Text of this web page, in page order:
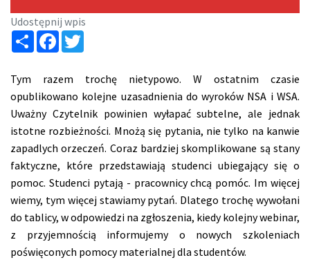
Udostępnij wpis
Share Facebook
Tym razem trochę nietypowo. W ostatnim czasie
opublikowano kolejne uzasadnienia do wyroków NSA i WSA.
Uważny Czytelnik powinien wyłapać subtelne, ale jednak
istotne rozbieżności. Mnożą się pytania, nie tylko na kanwie
zapadlych orzeczeń. Coraz bardziej skomplikowane są stany
faktyczne, które przedstawiają studenci ubiegający się o
pomoc. Studenci pytają - pracownicy chcą pomóc. Im więcej
wiemy, tym więcej stawiamy pytań. Dlatego trochę wywołani
do tablicy, w odpowiedzi na zgłoszenia, kiedy kolejny webinar,
z przyjemnością informujemy o nowych szkoleniach
poświęconych pomocy materialnej dla studentów.